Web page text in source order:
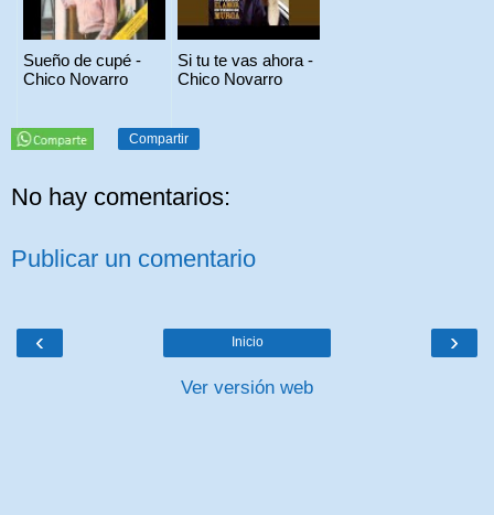
Sueño de cupé -
Chico Novarro
Si tu te vas ahora -
Chico Novarro
Compartir
No hay comentarios:
Publicar un comentario
‹ ›
Inicio
Ver versión web